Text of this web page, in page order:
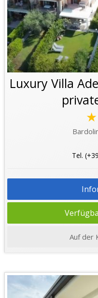
Luxury Villa
Tel.
Auf der